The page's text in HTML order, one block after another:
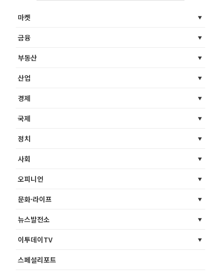
마켓
금융
부동산
산업
경제
국제
정치
사회
오피니언
문화·라이프
뉴스발전소
이투데이TV
스페셜리포트